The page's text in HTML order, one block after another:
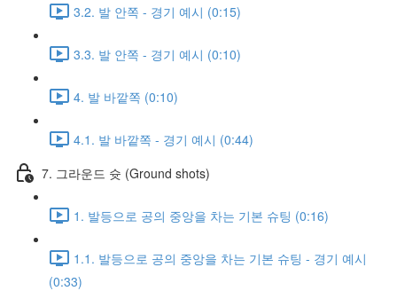
3.2. 발 안쪽 - 경기 예시 (0:15)
3.3. 발 안쪽 - 경기 예시 (0:10)
4. 발 바깥쪽 (0:10)
4.1. 발 바깥쪽 - 경기 예시 (0:44)
7. 그라운드 슛 (Ground shots)
1. 발등으로 공의 중앙을 차는 기본 슈팅 (0:16)
1.1. 발등으로 공의 중앙을 차는 기본 슈팅 - 경기 예시
(0:33)